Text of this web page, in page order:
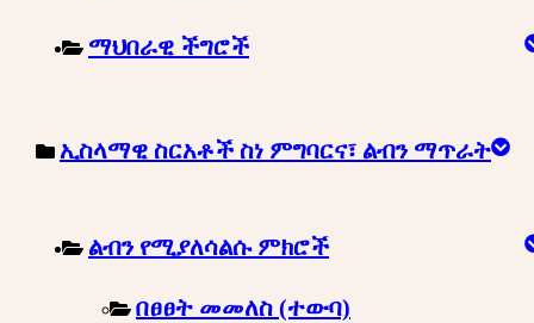
ማህበራዊ ችግሮች
ኢስላማዊ ስርአቶች ስነ ምግባርና፣ ልብን ማጥራት
ልብን የሚያለሳልሱ ምክሮች
በፀፀት መመለስ (ተውባ)